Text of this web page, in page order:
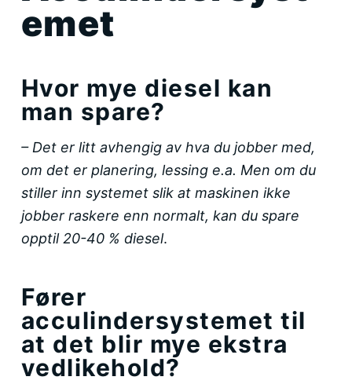
emet
Hvor mye diesel kan
man spare?
– Det er litt avhengig av hva du jobber med,
om det er planering, lessing e.a. Men om du
stiller inn systemet slik at maskinen ikke
jobber raskere enn normalt, kan du spare
opptil 20-40 % diesel.
Fører
acculindersystemet til
at det blir mye ekstra
vedlikehold?